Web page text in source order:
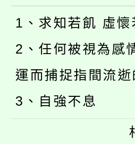
1、求知若飢 虛懷
2、任何被視為感
運而捕捉指間流逝
3、自強不息